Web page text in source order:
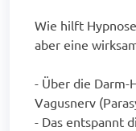
Wie hilft
aber eine
- Über die Darm-
Vagusnerv
- Das entspannt